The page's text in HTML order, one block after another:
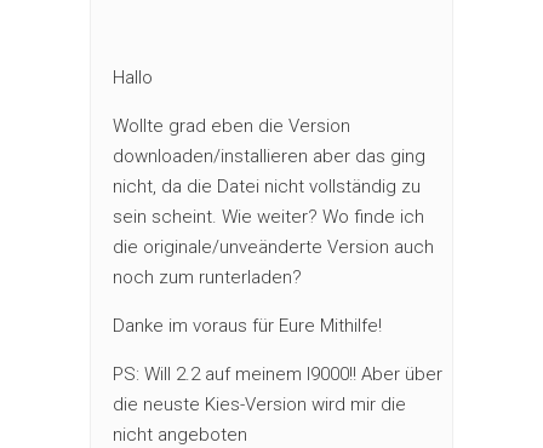
Hallo
Wollte grad eben die Version
downloaden/installieren aber das ging
nicht, da die Datei nicht vollständig zu
sein scheint. Wie weiter? Wo finde ich
die originale/unveänderte Version auch
noch zum runterladen?
Danke im voraus für Eure Mithilfe!
PS: Will 2.2 auf meinem I9000!! Aber über
die neuste Kies-Version wird mir die
nicht angeboten